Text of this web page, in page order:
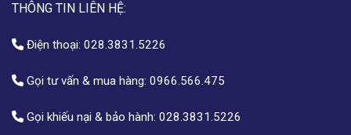
THÔNG TIN LIÊN HỆ:
Điện thoại: 028.3831.5226
Gọi tư vấn & mua hàng: 0966.566.475
Gọi khiếu nại & bảo hành: 028.3831.5226